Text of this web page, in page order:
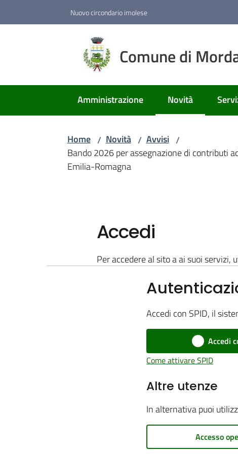
Nuovo circondario imolese
Comune di
Amministrazione Novità
Menu selezionato
Home / Novità / Avvisi /
Bando 2026 per assegnazione di contributi
Emilia-Romagna
Accedi
Per accedere al sito a ai suoi servizi,
Accedi con SPID, il
Accedi
Come attivare SPID
Altre utenze
In alternativa puoi
Accesso